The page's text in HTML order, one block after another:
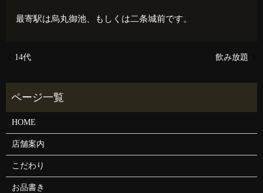
最寄駅は烏丸御池、もしくは二条城前です。
14代 飲み放題
HOME
店舗案内
こだわり
お品書き